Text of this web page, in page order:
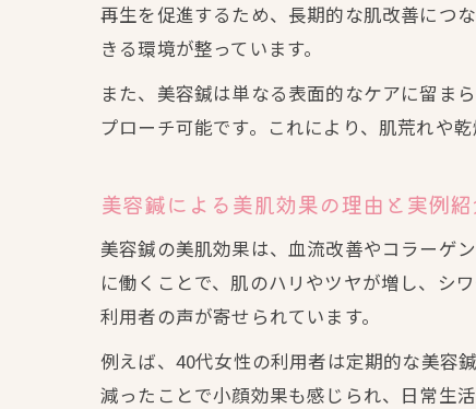
再生を促進するため、長期的な肌改善につ
きる環境が整っています。
また、美容鍼は単なる表面的なケアに留ま
プローチ可能です。これにより、肌荒れや
美容鍼による美肌効果の理由と実例
美容鍼の美肌効果は、血流改善やコラーゲ
に働くことで、肌のハリやツヤが増し、シ
利用者の声が寄せられています。
例えば、40代女性の利用者は定期的な美容
減ったことで小顔効果も感じられ、日常生